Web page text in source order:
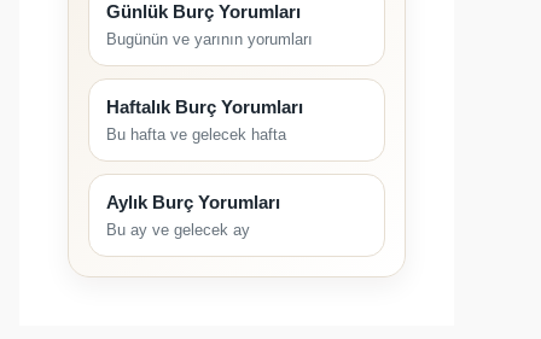
Günlük Burç Yorumları
Bugünün ve yarının yorumları
Haftalık Burç Yorumları
Bu hafta ve gelecek hafta
Aylık Burç Yorumları
Bu ay ve gelecek ay